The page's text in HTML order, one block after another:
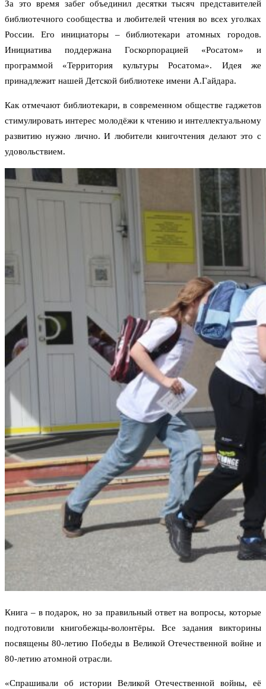
За это время забег объединил десятки тысяч представителей
библиотечного сообщества и любителей чтения во всех уголках
России. Его инициаторы – библиотекари атомных городов.
Инициатива поддержана Госкорпорацией «Росатом» и
программой «Территория культуры Росатома». Идея же
принадлежит нашей Детской библиотеке имени А.Гайдара.
Как отмечают библиотекари, в современном обществе гаджетов
стимулировать интерес молодёжи к чтению и интеллектуальному
развитию нужно лично. И любители книгочтения делают это с
удовольствием.
Книга – в подарок, но за правильный ответ на вопросы, которые
подготовили книгобежцы-волонтёры. Все задания викторины
посвящены 80-летию Победы в Великой Отечественной войне и
80-летию атомной отрасли.
«Спрашивали об истории Великой Отечественной войны, её